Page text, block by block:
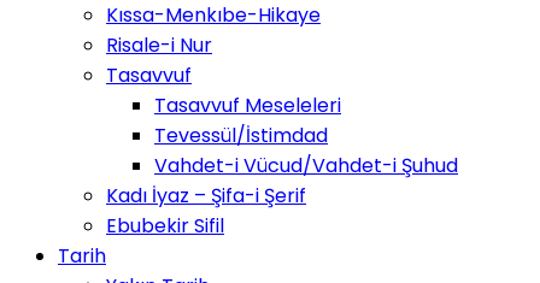
Kıssa-Menkıbe-Hikaye
Risale-i Nur
Tasavvuf
Tasavvuf Meseleleri
Tevessül/İstimdad
Vahdet-i Vücud/Vahdet-i Şuhud
Kadı İyaz – Şifa-i Şerif
Ebubekir Sifil
Tarih